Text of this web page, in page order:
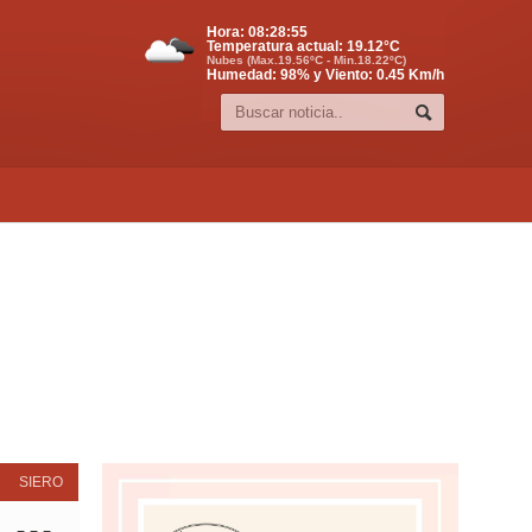
Hora: 08:28:56
Temperatura actual: 19.12°C
Nubes (Max.19.56ºC - Min.18.22ºC)
Humedad: 98% y Viento: 0.45 Km/h
SIERO